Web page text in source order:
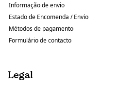
Informação de envio
Estado de Encomenda / Envio
Métodos de pagamento
Formulário de contacto
Legal